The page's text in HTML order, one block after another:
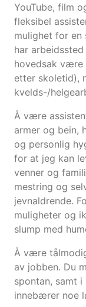
YouTube, film
fleksibel
mulighet for en
har
hovedsak være
etter skoletid),
kvelds-/
Å være
armer og bein,
og personlig
for at jeg kan
venner og
mestring og
jevnaldrende.
muligheter og
slump med
Å være
av jobben. Du
spontan, samt
innebærer noe